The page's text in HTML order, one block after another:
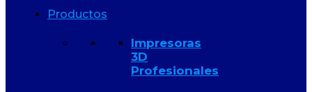
Productos
Impresoras
3D
Profesionales